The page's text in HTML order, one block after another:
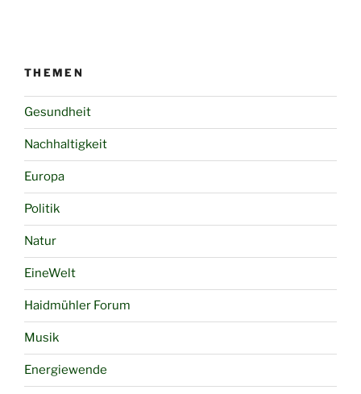
THEMEN
Gesundheit
Nachhaltigkeit
Europa
Politik
Natur
EineWelt
Haidmühler Forum
Musik
Energiewende